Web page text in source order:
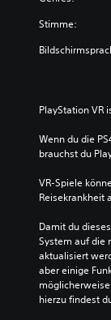
Stimme:
PlayStation VR
Wenn du die
brauchst du
VR-Spiele
Reisekrankheit
Damit du
System auf die
aktualisiert
aber einige
hierzu findest